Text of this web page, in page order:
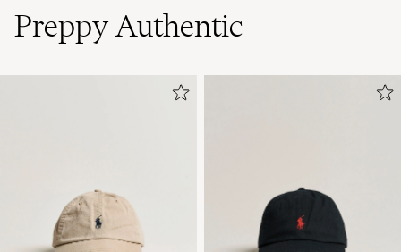
Preppy Authentic